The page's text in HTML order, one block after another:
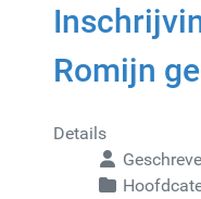
Romijn
Details